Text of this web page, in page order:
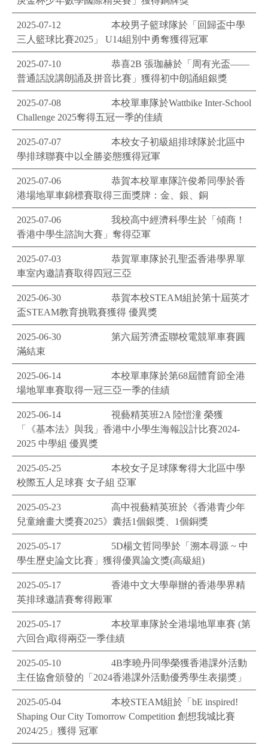
2025-07-12
本校男子籃球隊於「回歸盃中學
三人籃球比賽2025」 U14組別中勇奪獲得冠軍
2025-07-10
恭喜2B 張珈赫於「周有光盃——
普通話說講朗誦及拼音比賽」獲得初中朗誦組銀獎
2025-07-08
本校單車隊於Wattbike Inter-School
Challenge 2025奪得五冠一季的佳績
2025-07-07
本校女子初級組排球隊於北區中
學排球聯賽中以全勝姿態獲得冠軍
2025-07-06
恭賀本校單車隊許俊希同學於香
港場地單車錦標賽取得三面獎牌：金、銀、銅
2025-07-06
我校高中經濟科學生於「傾商！
香港中學生諮詢大賽」奪得亞軍
2025-07-03
恭賀單車隊於孔聖盃香港學界單
車室內邀請賽取得四冠三亞
2025-06-30
恭賀本校STEAM組於第十屆英才
盃STEAM教育挑戰賽獲得 優異獎
2025-06-30
第六屆芳濟盃聯校電競單車賽圓
滿結束
2025-06-14
本校單車隊於第68屆體育節全港
場地單車賽取得一冠三亞一季的佳績
2025-06-14
視藝精英班2A 陸愷潼 榮獲
「《基本法》與我」香港中小學生海報設計比賽2024-
2025 中學組 優異獎
2025-05-25
本校女子足球隊奪得大北區中學
校際五人足球賽 女子組 亞軍
2025-05-23
高中視藝精英班於《香港青少年
兒童繪畫大獎賽2025》囊括1個銀獎、1個銅獎
2025-05-17
5D楊文哲同學於「溯本尋源 ~ 中
學生歷史論文比賽」獲得優異論文獎(高級組)
2025-05-17
香港中文大學舉辦的香港學界精
英排球邀請賽奪得殿軍
2025-05-17
本校單車隊於全港場地單車賽 (第
六回合)取得兩亞一季佳績
2025-05-10
4B李曉丹同學榮獲香港課外活動
主任協會頒發的「2024香港課外活動優秀學生表揚獎」
2025-05-04
本校STEAM組於「bE inspired!
Shaping Our City Tomorrow Competition 創想我城比賽
2024/25」獲得 冠軍